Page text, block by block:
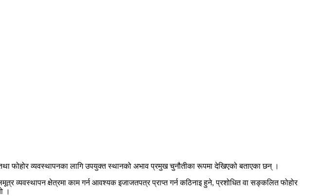
फोहोर व्यवस्थापनका लागि उपयुक्त स्थानको अभाव प्रमुख चुनौतीका रूपमा देखिएको बताएका छन् ।
व्यवस्थापन क्षेत्रमा काम गर्न आवश्यक इजाजतपत्र प्राप्त गर्न कठिनाइ हुने, प्रशोधित वा सङ्कलित फोहोर
।